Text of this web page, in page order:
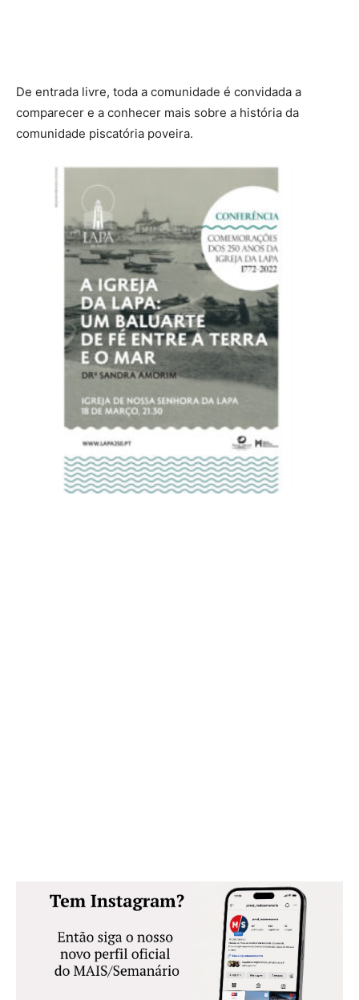
De entrada livre, toda a comunidade é convidada a
comparecer e a conhecer mais sobre a história da
comunidade piscatória poveira.